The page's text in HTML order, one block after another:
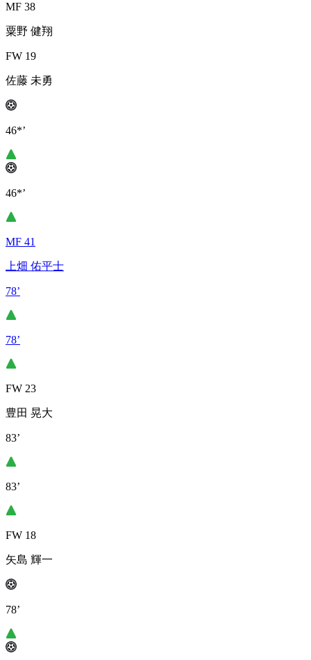
MF 38
粟野 健翔
FW 19
佐藤 未勇
46*’
46*’
MF 41
上畑 佑平士
78’
78’
FW 23
豊田 晃大
83’
83’
FW 18
矢島 輝一
78’